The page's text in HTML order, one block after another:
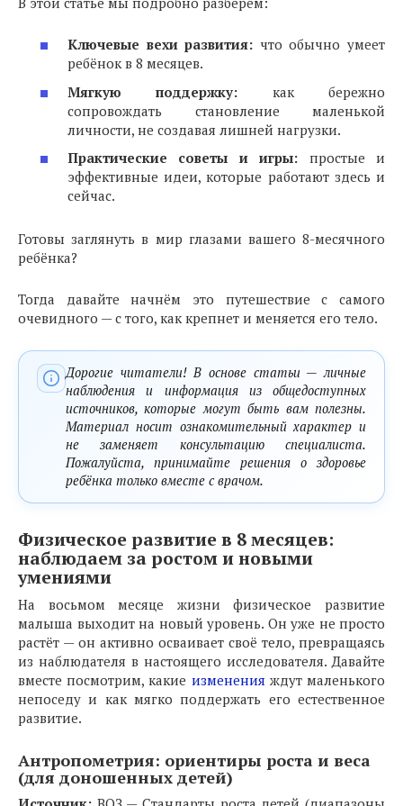
Ключевые вехи развития: что обычно умеет
ребёнок в 8 месяцев.
Мягкую поддержку: как бережно
сопровождать становление маленькой
личности, не создавая лишней нагрузки.
Практические советы и игры: простые и
эффективные идеи, которые работают здесь и
сейчас.
Готовы заглянуть в мир глазами вашего 8-месячного
ребёнка?
Тогда давайте начнём это путешествие с самого
очевидного — с того, как крепнет и меняется его тело.
Дорогие читатели! В основе статьи — личные
наблюдения и информация из общедоступных
источников, которые могут быть вам полезны.
Материал носит ознакомительный характер и
не заменяет консультацию специалиста.
Пожалуйста, принимайте решения о здоровье
ребёнка только вместе с врачом.
Физическое развитие в 8 месяцев:
наблюдаем за ростом и новыми
умениями
На восьмом месяце жизни физическое развитие
малыша выходит на новый уровень. Он уже не просто
растёт — он активно осваивает своё тело, превращаясь
из наблюдателя в настоящего исследователя. Давайте
вместе посмотрим, какие изменения ждут маленького
непоседу и как мягко поддержать его естественное
развитие.
Антропометрия: ориентиры роста и веса
(для доношенных детей)